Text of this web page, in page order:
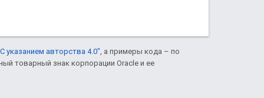
указанием авторства 4.0" , а примеры кода – по
товарный знак корпорации Oracle и ее